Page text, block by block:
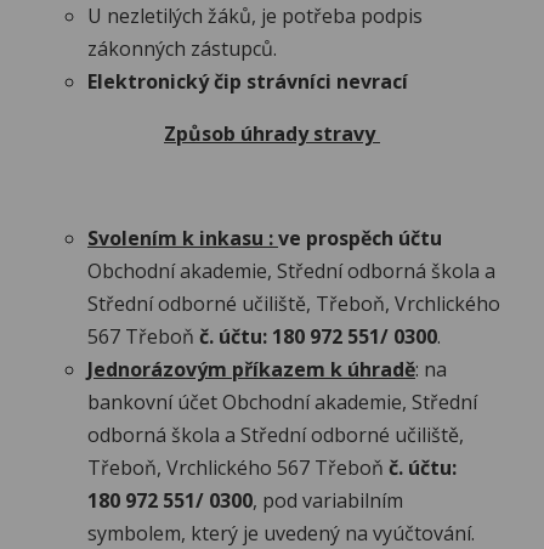
U nezletilých žáků, je potřeba podpis
zákonných zástupců.
Elektronickýčip strávníci nevrací
Způsob úhrady stravy
Svolením k inkasu :ve prospěch účtu
Obchodní akademie, Střední odborná škola a
Střední odborné učiliště, Třeboň, Vrchlického
567 Třeboň č. účtu: 180 972 551/ 0300.
Jednorázovým příkazem k úhradě: na
bankovní účet Obchodní akademie, Střední
odborná škola a Střední odborné učiliště,
Třeboň, Vrchlického 567 Třeboň č. účtu:
180 972 551/ 0300, pod variabilním
symbolem, který je uvedený na vyúčtování.